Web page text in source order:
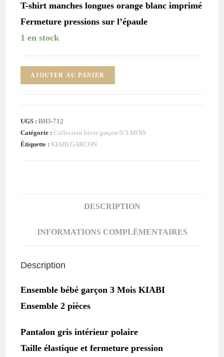
T-shirt manches longues orange blanc imprimé
Fermeture pressions sur l’épaule
1 en stock
quantité
de
Gris
+
T-
KIABI
AJOUTER AU PANIER
UGS :BH3-712
Catégorie :Collection hiver garçon 0/3 MOIS
Étiquette : KIABI GARCON
DESCRIPTION
INFORMATIONS COMPLÉMENTAIRES
Description
Ensemble bébé garçon 3 Mois KIABI
Ensemble 2 pièces
Pantalon gris intérieur polaire
Taille élastique et fermeture pression